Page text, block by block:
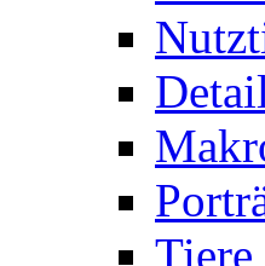
Tiere